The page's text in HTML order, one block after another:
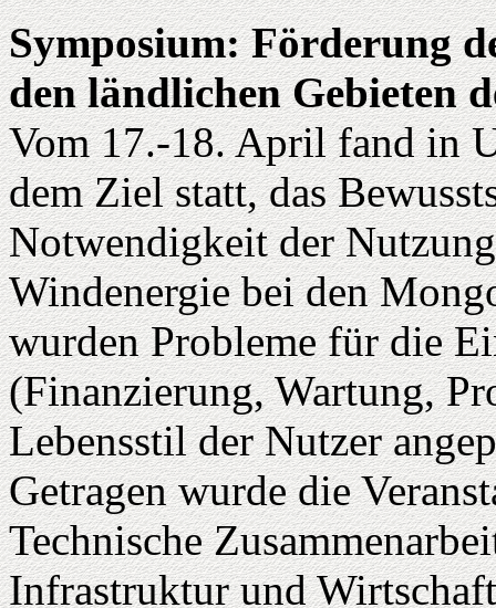
Symposium: Förderung
den ländlichen Gebieten
Vom 17.-18. April fand in
dem Ziel statt, das
Notwendigkeit der
Windenergie bei den
wurden Probleme für die
(Finanzierung, Wartung,
Lebensstil der Nutzer
Getragen wurde die
Technische
Infrastruktur und